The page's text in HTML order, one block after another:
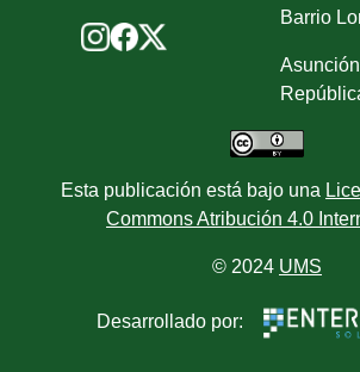
Barrio
Esta publicación está bajo una
Commons Atribución 4.0
© 2024 UMS
Desarrollado por: